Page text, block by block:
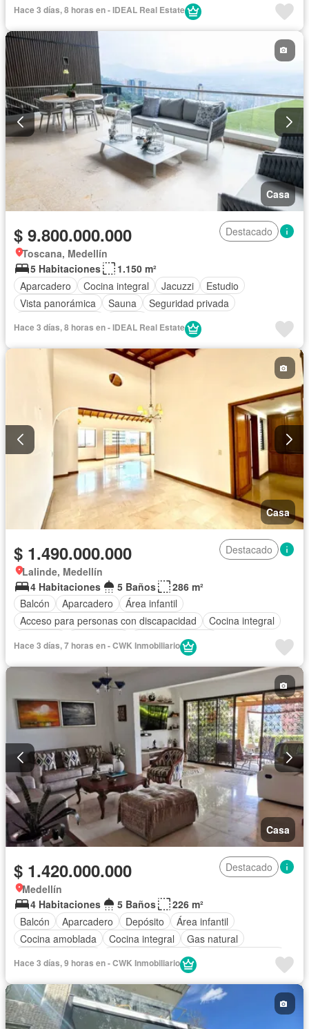
Hace 3 días, 8 horas en - IDEAL Real Estate
Casa
$ 9.800.000.000
Destacado
Toscana, Medellín
5 Habitaciones
1.150 m²
Aparcadero
Cocina integral Jacuzzi
Estudio
Vista panorámica
Sauna
Seguridad privada
Hace 3 días, 8 horas en - IDEAL Real Estate
Casa
$ 1.490.000.000
Destacado
Lalinde, Medellín
4 Habitaciones
5 Baños
286 m²
Balcón
Aparcadero
Área infantil
Acceso para personas con discapacidad
Cocina integral
Vista panorámica
Cuarto de servicio
Hace 3 días, 7 horas en - CWK Inmobiliario
Casa
$ 1.420.000.000
Destacado
Medellín
4 Habitaciones
5 Baños
226 m²
Balcón
Aparcadero Depósito
Área infantil
Cocina amoblada
Cocina integral
Gas natural
Seguridad privada Cuarto de servicio
Hace 3 días, 9 horas en - CWK Inmobiliario